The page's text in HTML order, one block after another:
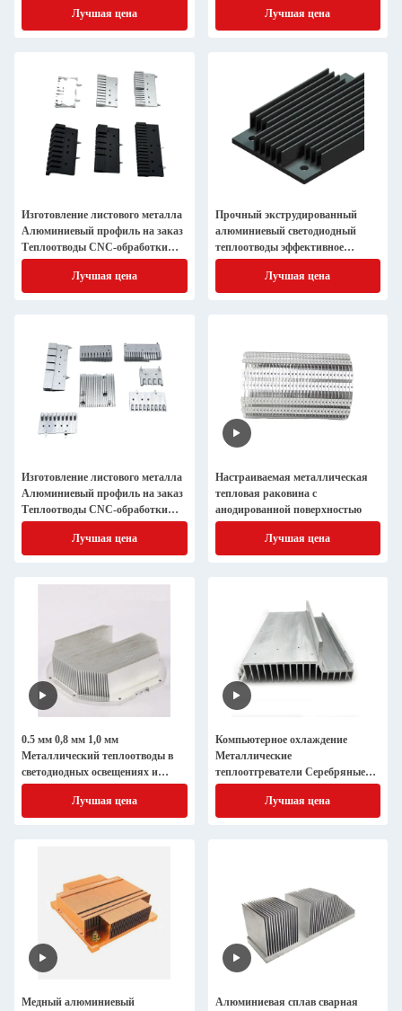
Лучшая цена
разработанная тепловая ванна
Для светодиодов
Лучшая цена
Изготовление листового металла
Алюминиевый профиль на заказ
Теплоотводы CNC-обработки
Алюминиевый экструзионный
Лучшая цена
Прочный экструдированный
алюминиевый светодиодный
теплоотводы эффективное
теплораспределение эффективное
теплораспределение листовая
металлоконструкция продукт
Лучшая цена
Изготовление листового металла
Алюминиевый профиль на заказ
Теплоотводы CNC-обработки
Алюминиевый экструзионный
Лучшая цена
Настраиваемая металлическая
тепловая раковина с
анодированной поверхностью
Лучшая цена
0.5 мм 0,8 мм 1,0 мм
Металлический теплоотводы в
светодиодных освещениях и
электроснабжениях 2,0 мм 2,5 мм
Лучшая цена
Компьютерное охлаждение
Металлические
теплоотгреватели Серебряные
латуни анодированные
поверхностиЛучшая цена
Медный алюминиевый
Алюминиевая сплав сварная